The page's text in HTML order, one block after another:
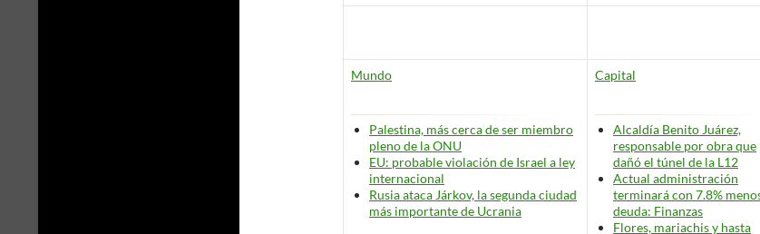
Mundo
Palestina, más cerca de ser miembro
pleno de la ONU
EU: probable violación de Israel a ley
internacional
Rusia ataca Járkov, la segunda ciudad
más importante de Ucrania
Capital
Alcaldía Benito Juárez,
responsable por obra que
dañó el túnel de la L12
Actual administración
terminará con 7.8%
deuda: Finanzas
Flores, mariachis y hasta